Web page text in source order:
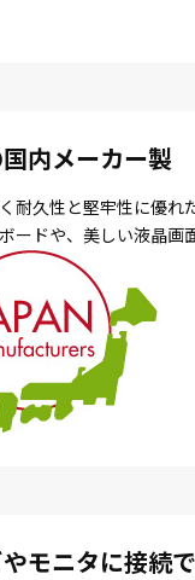
内メーカー製
耐久性と堅牢性に優れ
ードや、美しい液晶画
モニタに接続